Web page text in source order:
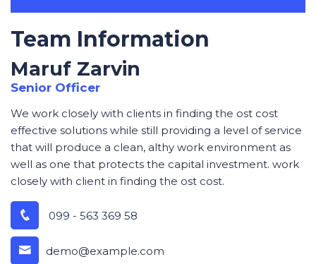
Team Information
Maruf Zarvin
Senior Officer
We work closely with clients in finding the ost cost
effective solutions while still providing a level of service
that will produce a clean, althy work environment as
well as one that protects the capital investment. work
closely with client in finding the ost cost.
099 - 563 369 58
demo@example.com